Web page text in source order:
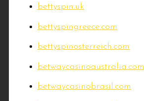
bettyspin.uk
bettyspingreece.com
bettyspinosterreich.com
betwaycasinoaustralia.com
betwaycasinobrasil.com